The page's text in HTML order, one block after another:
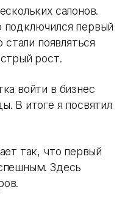
салонов.
первый
стали появляться
рост.
войти в бизнес
В итоге я посвятил
так, что первый
Здесь